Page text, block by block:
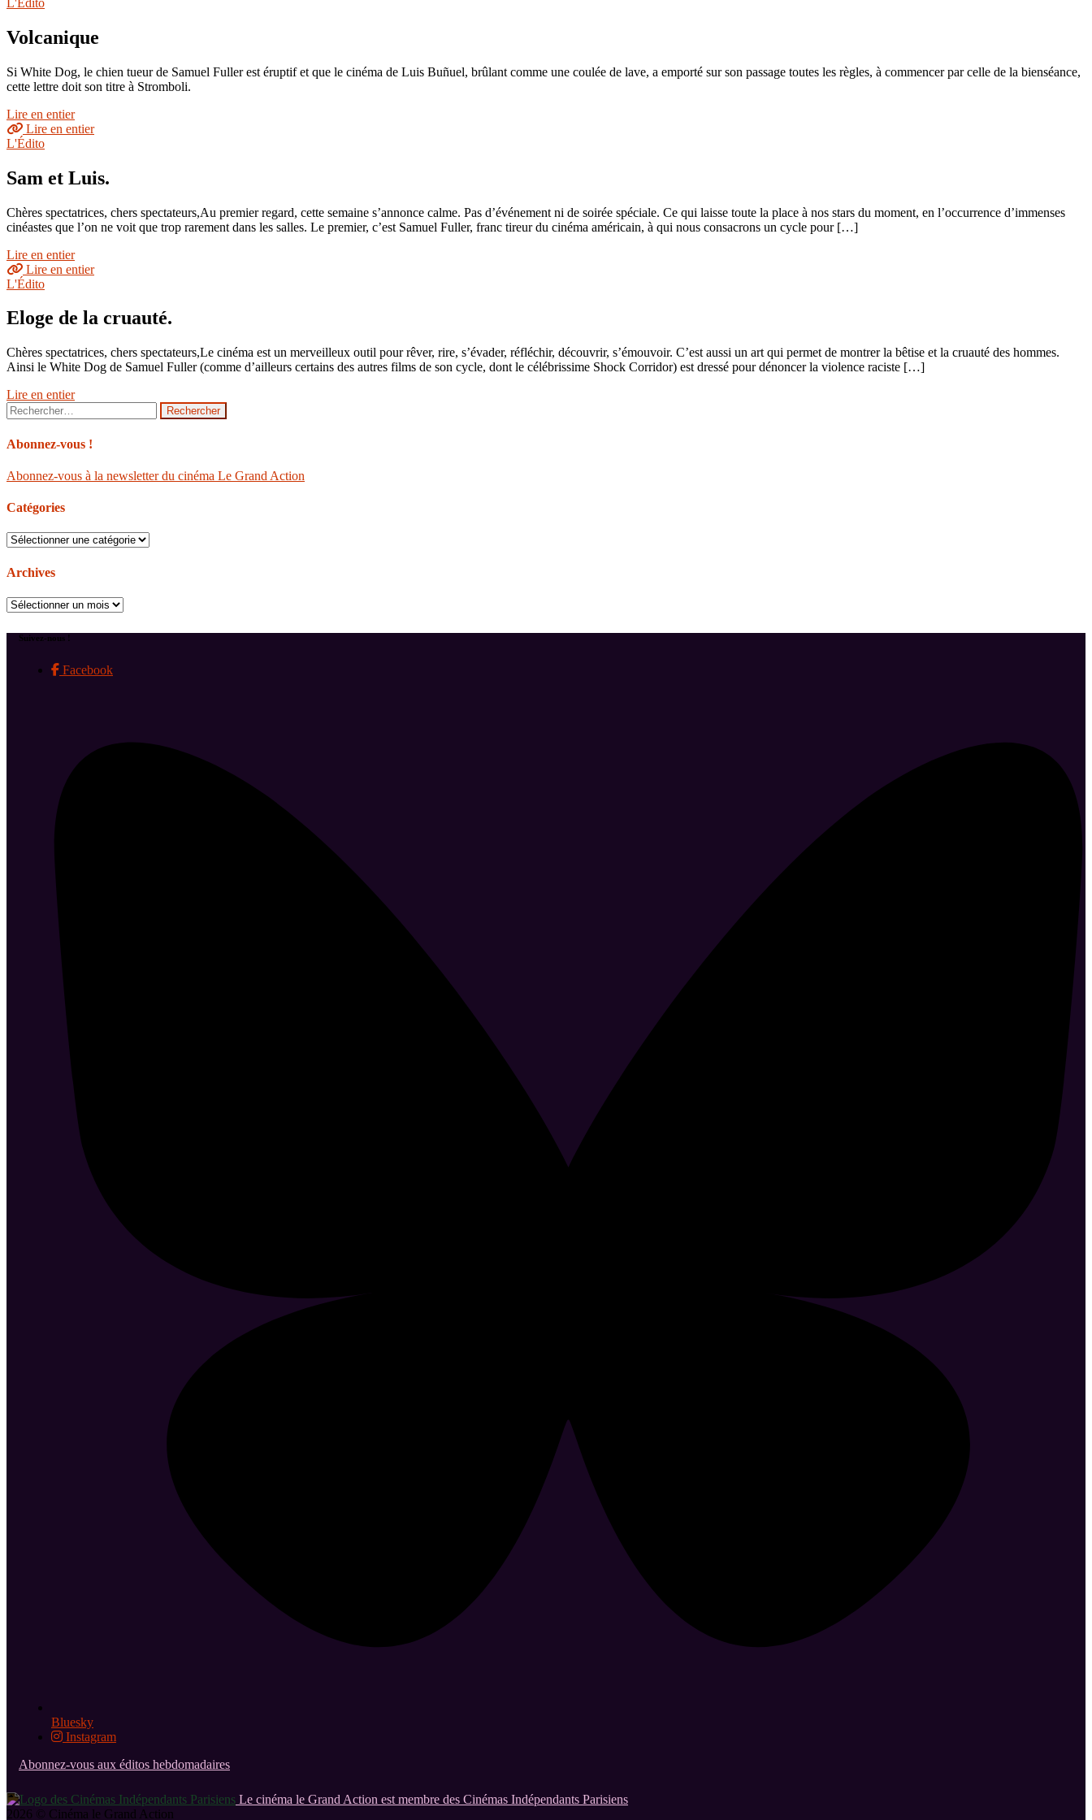
Volcanique
Si White Dog, le chien tueur de Samuel Fuller est éruptif et que le cinéma de Luis Buñuel, brûlant comme une coulée de lave, a emporté sur son passage toutes les règles, à commencer par celle de la bienséance,
cette lettre doit son titre à Stromboli.
Lire en entier
Lire en entier
L'Édito
Sam et Luis.
Chères spectatrices, chers spectateurs,Au premier regard, cette semaine s’annonce calme. Pas d’événement ni de soirée spéciale. Ce qui laisse toute la place à nos stars du moment, en l’occurrence d’immenses
cinéastes que l’on ne voit que trop rarement dans les salles. Le premier, c’est Samuel Fuller, franc tireur du cinéma américain, à qui nous consacrons un cycle pour […]
Lire en entier
Lire en entier
L'Édito
Eloge de la cruauté.
Chères spectatrices, chers spectateurs,Le cinéma est un merveilleux outil pour rêver, rire, s’évader, réfléchir, découvrir, s’émouvoir. C’est aussi un art qui permet de montrer la bêtise et la cruauté des hommes.
Ainsi le White Dog de Samuel Fuller (comme d’ailleurs certains des autres films de son cycle, dont le célébrissime Shock Corridor) est dressé pour dénoncer la violence raciste […]
Lire en entier
Rechercher :
Abonnez-vous !
Abonnez-vous à la newsletter du cinéma Le Grand Action
Catégories
Catégories
Archives
Archives
Suivez-nous !
Facebook
Bluesky
Instagram
Abonnez-vous aux éditos hebdomadaires
Le cinéma le Grand Action est membre des Cinémas Indépendants Parisiens
2026 © Cinéma le Grand Action